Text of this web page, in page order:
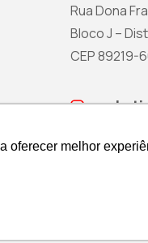
oferecer melhor
oferecer melhor
Rua Dona
Bloco J –
CEP 89219-